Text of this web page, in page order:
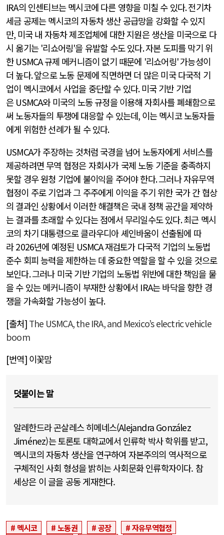
IRA의 인센티브는 멕시코에 다른 영향을 미칠 수 있다.전기차
세금 공제는 멕시코의 자동차 생산 공급망을 강화할 수 있지
만, 미국 내 자동차 제조업체에 대한 지원은 생산을 미국으로 다
시 옮기는 '리쇼어링'을 유발할 수도 있다.자본 도피를 막기 위
한 USMCA규제 메커니즘이 없기 때문에 '리쇼어링'가능성이
더 높다.앞으로 노동 문제에 직면하면 더 많은 미국 다국적 기
업이 멕시코에서 사업을 중단할 수 있다.미국 기반 기업
은 USMCA와 미국의 노동 규정을 이용해 자회사를 폐쇄함으로
써 노동자들의 투쟁에 대응할 수 있는데, 이는 멕시코 노동자들
에게 위험한 선례가 될 수 있다.
USMCA가 주장하는 것처럼 국경을 넘어 노동자에게 서비스를
제공하려면 무역 협정은 자회사가 국제 노동 기준을 충족하지
못할 경우 원청 기업에 불이익을 주어야 한다.그러나 자유무역
협정이 주로 기업과 그 주주에게 이익을 주기 위한 국가 간 협상
의 결과인 상황에서 이러한 해결책은 국내 정책 공간을 제약하
는 결과를 초래할 수 있다는 점에서 무리일수도 있다.최근 멕시
코의 차기 대통령으로 클라우디아 셰인바움이 선출됨에 따
라2026년에 예정된 USMCA재검토가 다국적 기업의 노동법
준수 회피 능력을 제한하는 데 중요한 역할을 할 수 있을 것으로
보인다.그러나 미국 기반 기업의 노동법 위반에 대한 책임을 물
을 수 있는 메커니즘이 부재한 상황에서 IRA는 바닥을 향한 경
쟁을 가속화할 가능성이 높다.
[출처] The USMCA, the IRA, and Mexico’s electric vehicle
boom
[번역] 이꽃맘
덧붙이는 말
알레한드라 곤살레스 히메네스(Alejandra González
Jiménez)는 토론토 대학교에서 인류학 박사 학위를 받고,
멕시코의 자동차 생산을 연구하여 자본주의의 역사적으로
구체적인 사회 형성을 밝히는 사회문화 인류학자이다. 참
세상은 이 글을 공동 게재한다.
멕시코 노동권 공장 자유무역협정